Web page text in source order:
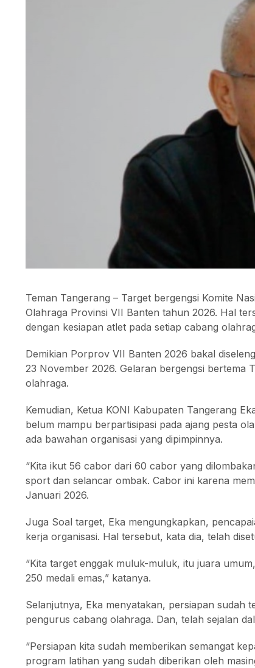
Teman Tangerang – Target bergengsi Komite
Olahraga Provinsi VII Banten tahun 2026. Hal
dengan kesiapan atlet pada setiap cabang
Demikian Porprov VII Banten 2026 bakal
23 November 2026. Gelaran bergengsi bertema
olahraga.
Kemudian, Ketua KONI Kabupaten Tangerang
belum mampu berpartisipasi pada ajang pesta
ada bawahan organisasi yang dipimpinnya.
“Kita ikut 56 cabor dari 60 cabor yang
sport dan selancar ombak. Cabor ini karena
Januari 2026.
Juga Soal target, Eka mengungkapkan,
kerja organisasi. Hal tersebut, kata dia, telah
“Kita target enggak muluk-muluk, itu juara
250 medali emas,” katanya.
Selanjutnya, Eka menyatakan, persiapan sudah
pengurus cabang olahraga. Dan, telah sejalan
“Persiapan kita sudah memberikan semangat
program latihan yang sudah diberikan oleh